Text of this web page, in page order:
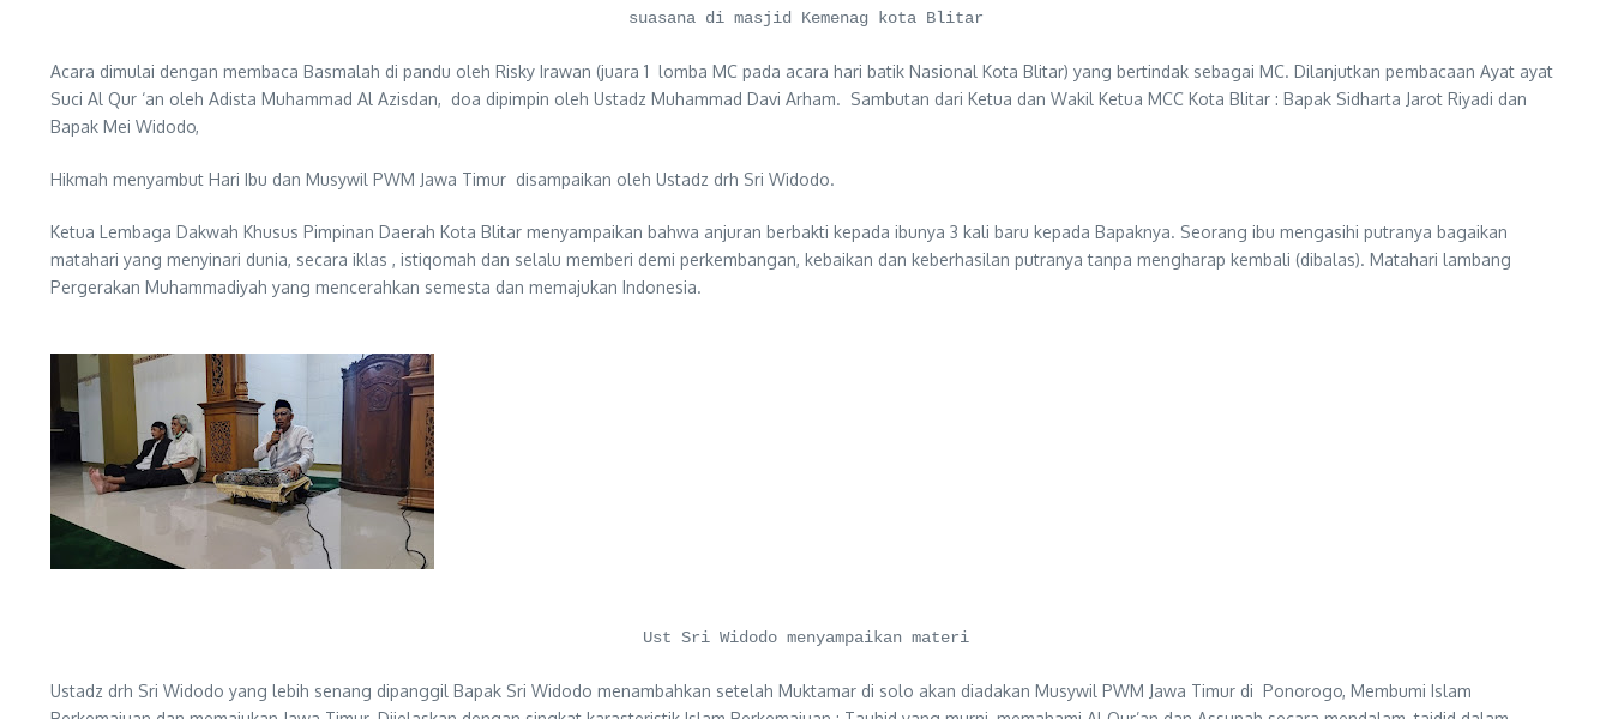
suasana di masjid Kemenag kota Blitar
Acara dimulai dengan membaca Basmalah di pandu oleh Risky Irawan (juara 1 lomba MC pada acara hari batik Nasional Kota Blitar) yang bertindak sebagai MC. Dilanjutkan pembacaan Ayat ayat
Suci Al Qur ‘an oleh Adista Muhammad Al Azisdan, doa dipimpin oleh Ustadz Muhammad Davi Arham. Sambutan dari Ketua dan Wakil Ketua MCC Kota Blitar : Bapak Sidharta Jarot Riyadi dan
Bapak Mei Widodo,
Hikmah menyambut Hari Ibu dan Musywil PWM Jawa Timur disampaikan oleh Ustadz drh Sri Widodo.
Ketua Lembaga Dakwah Khusus Pimpinan Daerah Kota Blitar menyampaikan bahwa anjuran berbakti kepada ibunya 3 kali baru kepada Bapaknya. Seorang ibu mengasihi putranya bagaikan
matahari yang menyinari dunia, secara iklas , istiqomah dan selalu memberi demi perkembangan, kebaikan dan keberhasilan putranya tanpa mengharap kembali (dibalas). Matahari lambang
Pergerakan Muhammadiyah yang mencerahkan semesta dan memajukan Indonesia.
Ust Sri Widodo menyampaikan materi
Ustadz drh Sri Widodo yang lebih senang dipanggil Bapak Sri Widodo menambahkan setelah Muktamar di solo akan diadakan Musywil PWM Jawa Timur di Ponorogo, Membumi Islam